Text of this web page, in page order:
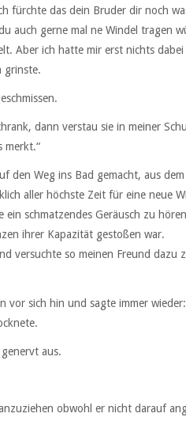
fürchte das dein Bruder dir noch
auch gerne mal ne Windel tragen
Aber ich hatte mir erst nichts
grinste.
dann verstau sie in meiner
merkt.“
Weg ins Bad gemacht, aus
aller höchste Zeit für eine neue
schmatzendes Geräusch zu
ihrer Kapazität gestoßen war.
versuchte so meinen Freund dazu
vor sich hin und sagte immer
aus.
obwohl er nicht darauf